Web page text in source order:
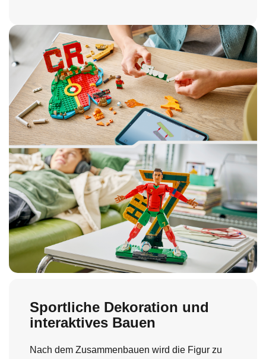
Sportliche Dekoration und
interaktives Bauen
Nach dem Zusammenbauen wird die Figur zu